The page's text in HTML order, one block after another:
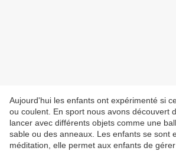
Aujourd'hui les enfants ont expérimenté si
ou coulent. En sport nous avons découvert
lancer avec différents objets comme une
sable ou des anneaux. Les enfants se sont
méditation, elle permet aux enfants de